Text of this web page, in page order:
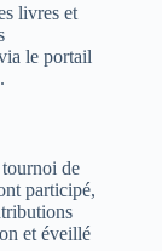
livres et
le portail
de
participé,
et éveillé